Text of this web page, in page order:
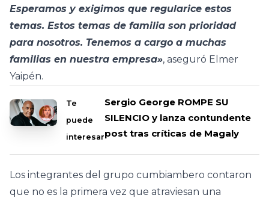
Esperamos y exigimos que regularice estos
temas. Estos temas de familia son prioridad
para nosotros. Tenemos a cargo a muchas
familias en nuestra empresa», aseguró Elmer
Yaipén.
Te
puede
interesar
Sergio George ROMPE SU
SILENCIO y lanza contundente
post tras críticas de Magaly
Los integrantes del grupo cumbiambero contaron
que no es la primera vez que atraviesan una